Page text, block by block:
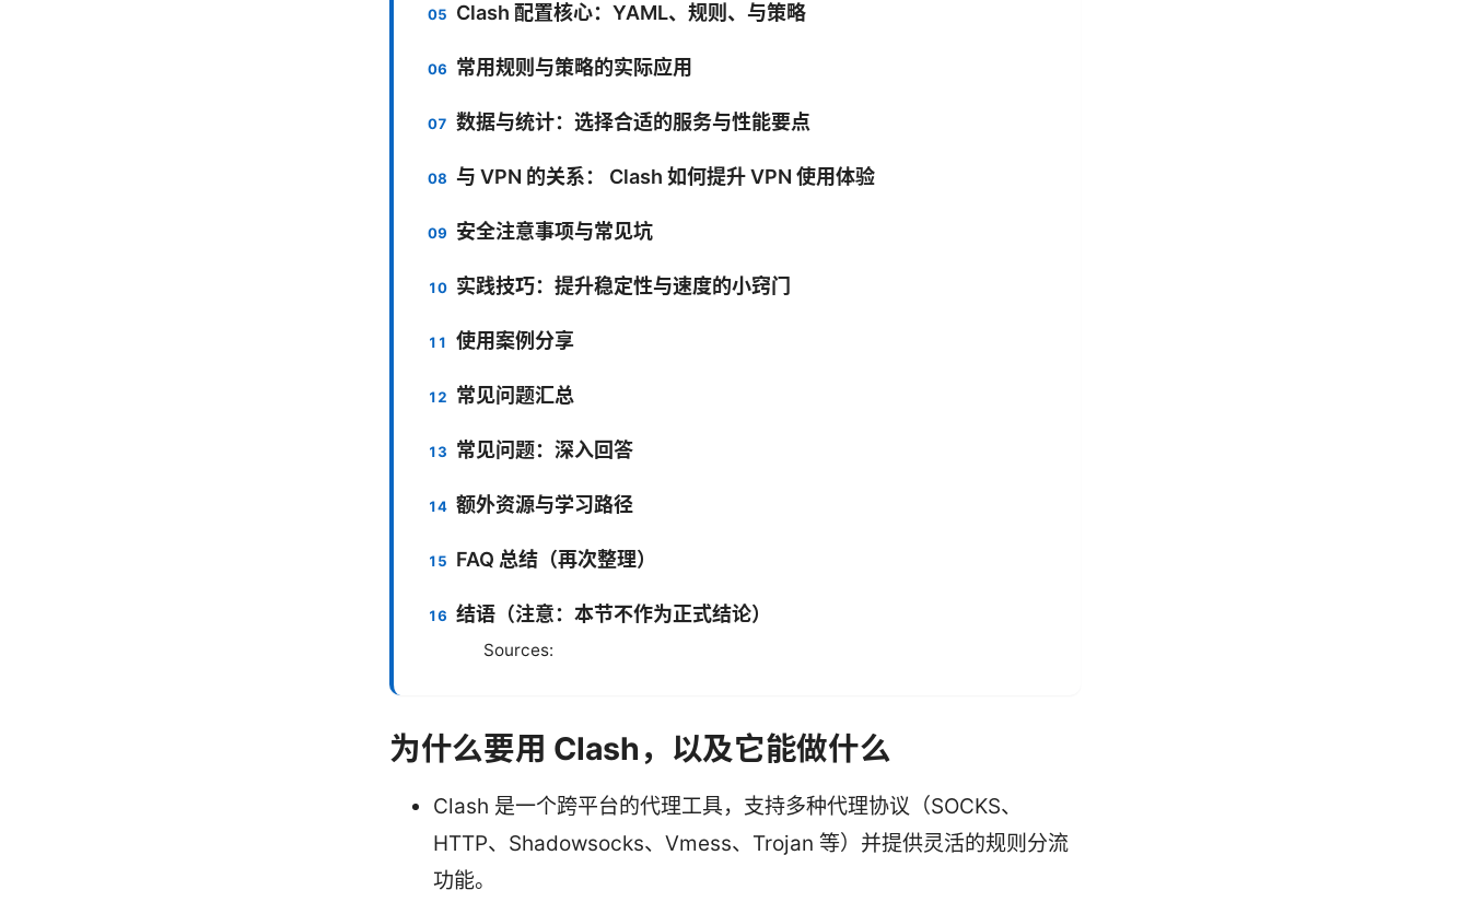
Clash 配置核心：YAML、规则、与策略
常用规则与策略的实际应用
数据与统计：选择合适的服务与性能要点
与 VPN 的关系： Clash 如何提升 VPN 使用体验
安全注意事项与常见坑
实践技巧：提升稳定性与速度的小窍门
使用案例分享
常见问题汇总
常见问题：深入回答
额外资源与学习路径
FAQ 总结（再次整理）
结语（注意：本节不作为正式结论）
Sources:
为什么要用 Clash，以及它能做什么
Clash 是一个跨平台的代理工具，支持多种代理协议（SOCKS、
HTTP、Shadowsocks、Vmess、Trojan 等）并提供灵活的规则分流
功能。